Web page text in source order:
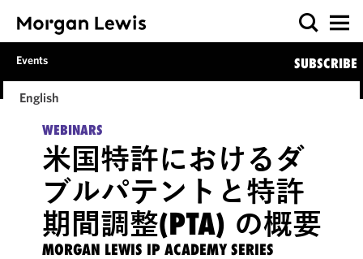
Events SUBSCRIBE
English
WEBINARS
米国特許におけるダ
ブルパテントと特許
期間調整(PTA) の概要
MORGAN LEWIS IP ACADEMY SERIES